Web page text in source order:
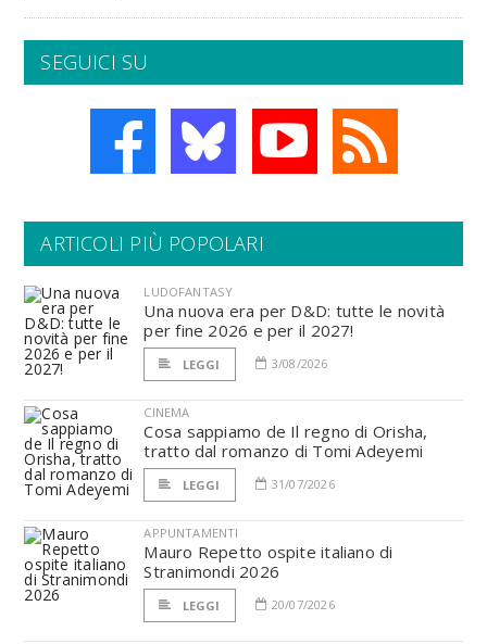
SEGUICI SU
ARTICOLI PIÙ POPOLARI
LUDOFANTASY
Una nuova era per D&D: tutte le novità
per fine 2026 e per il 2027!
LEGGI 3/08/2026
CINEMA
Cosa sappiamo de Il regno di Orisha,
tratto dal romanzo di Tomi Adeyemi
LEGGI 31/07/2026
APPUNTAMENTI
Mauro Repetto ospite italiano di
Stranimondi 2026
LEGGI 20/07/2026